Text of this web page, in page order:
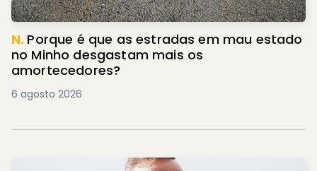
N. Porque é que as estradas em mau estado
no Minho desgastam mais os
amortecedores?
6 agosto 2026